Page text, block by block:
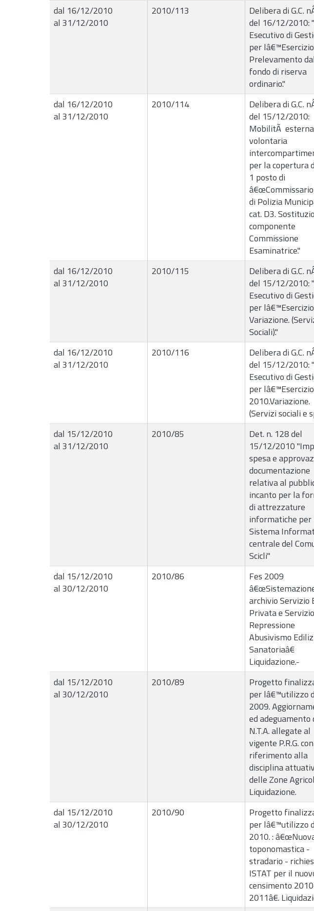
dal 16/12/2010
al 31/12/2010
2010/113
Delibera di G.C.
del 16/12/2010:
Esecutivo di
per
Prelevamento dal
fondo di riserva
ordinario."
dal 16/12/2010
al 31/12/2010
2010/114
Delibera di G.C.
del 15/12/2010:
MobilitÃ esterna
volontaria
per la copertura
1 posto di
di Polizia
cat. D3.
componente
Commissione
Esaminatrice."
dal 16/12/2010
al 31/12/2010
2010/115
Delibera di G.C.
del 15/12/2010:
Esecutivo di
per
Variazione.
Sociali)."
dal 16/12/2010
al 31/12/2010
2010/116
Delibera di G.C.
del 15/12/2010:
Esecutivo di
per lâ€™Esercizio
2010.Variazione.
(Servizi sociali e
dal 15/12/2010
al 31/12/2010
2010/85
Det. n. 128 del
15/12/2010
spesa e
documentazione
relativa al
incanto per la
di attrezzature
informatiche per
Sistema
centrale del
Scicli"
dal 15/12/2010
al 30/12/2010
2010/86
Fes 2009
archivio Servizio
Privata e Servizio
Repressione
Abusivismo
Sanatoriaâ€
Liquidazione.-
dal 15/12/2010
al 30/12/2010
2010/89
Progetto
per lâ€™utilizzo
2009.
ed adeguamento
N.T.A. allegate al
vigente P.R.G. con
riferimento alla
disciplina
delle Zone
Liquidazione.
dal 15/12/2010
al 30/12/2010
2010/90
Progetto
per lâ€™utilizzo
2010. :
toponomastica -
stradario -
ISTAT per il
censimento
2011â€.